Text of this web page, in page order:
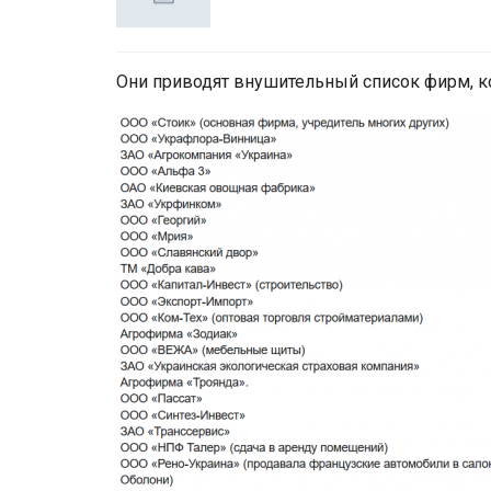
Они приводят внушительный список фирм,